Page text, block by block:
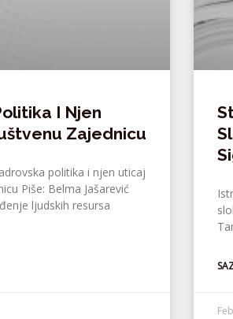
I Njen
Zajednicu
politika i njen uticaj
Piše: Belma Jašarević
ljudskih resursa